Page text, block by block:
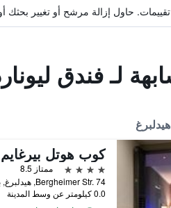
تقييمات. حاول إزالة مرشح أو تغيير
لـ فندق
كوب هوتل بيرغايم
4 نجوم
ممتاز 8.5
Bergheimer Str. 74, هيدلبرغ, بادن - فورتمبيرغ, ألمانيا
0.0 كيلومتر عن وسط المدينة